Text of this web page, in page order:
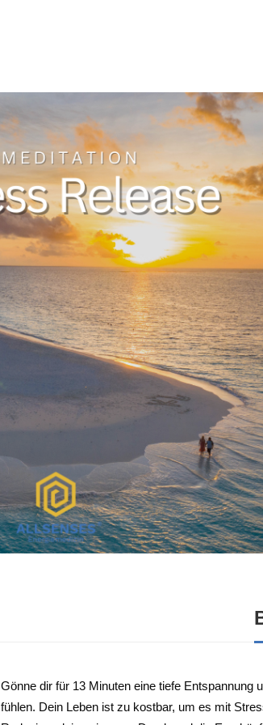
Gönne dir für 13 Minuten eine tiefe
fühlen. Dein Leben ist zu kostbar, um es mit